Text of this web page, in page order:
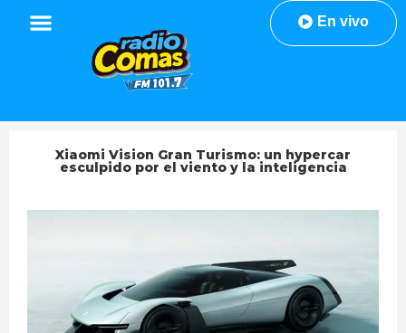
En vivo
Xiaomi Vision Gran Turismo: un hypercar
esculpido por el viento y la inteligencia